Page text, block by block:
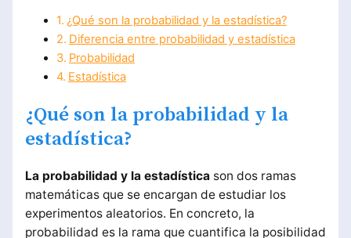
¿Qué son la probabilidad y la estadística?
Diferencia entre probabilidad y estadística
Probabilidad
Estadística
¿Qué son la probabilidad y la
estadística?
La probabilidad y la estadísticason dos ramas
matemáticas que se encargan de estudiar los
experimentos aleatorios. En concreto, la
probabilidad es la rama que cuantifica la posibilidad